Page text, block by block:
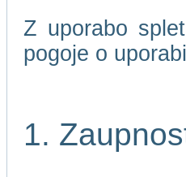
Z uporabo
pogoje o
1.